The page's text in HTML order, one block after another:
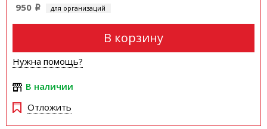
950 i для организаций
В корзину
Нужна помощь?
В наличии
Отложить